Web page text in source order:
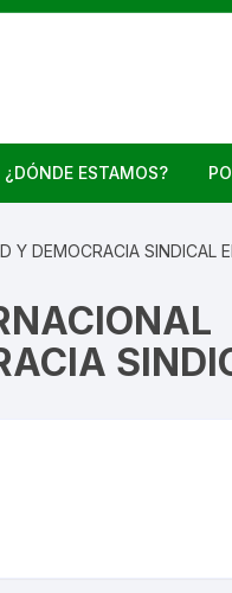
¿DÓNDE ESTAMOS?
Y DEMOCRACIA SINDICAL